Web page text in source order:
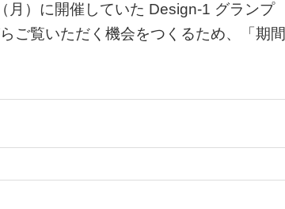
）に開催していた Design-1 グランプ
ご覧いただく機会をつくるため、「期間